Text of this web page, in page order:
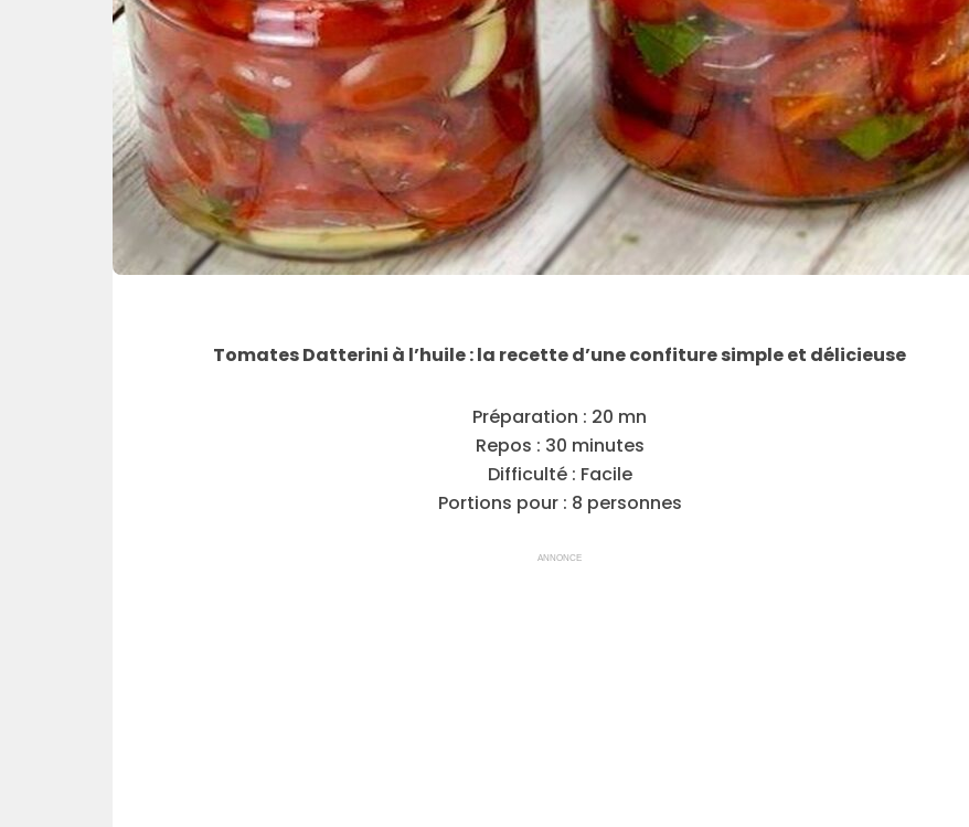
Tomates Datterini à l’huile : la recette d’une confiture simple et délicieuse
Préparation : 20 mn
Repos : 30 minutes
Difficulté : Facile
Portions pour : 8 personnes
ANNONCE